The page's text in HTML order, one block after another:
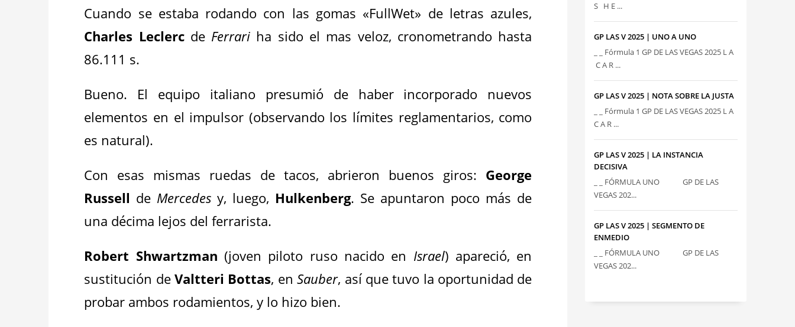
Cuando se estaba rodando con las gomas «FullWet» de letras azules,
Charles Leclercde Ferrari ha sido el mas veloz, cronometrando hasta
86.111 s.
Bueno. El equipo italiano presumió de haber incorporado nuevos
elementos en el impulsor (observando los límites reglamentarios, como
es natural).
Con esas mismas ruedas de tacos, abrieron buenos giros: George
Russell de Mercedes y, luego, Hulkenberg. Se apuntaron poco más de
una décima lejos del ferrarista.
Robert Shwartzman (joven piloto ruso nacido en Israel) apareció, en
sustitución de Valtteri Bottas, enSauber, así que tuvo la oportunidad de
probar ambos rodamientos, y lo hizo bien.
S H E ...
GP LAS V 2025 | UNO A UNO
_ _ Fórmula 1 GP DE LAS VEGAS 2025 L A
C A R ...
GP LAS V 2025 | NOTA SOBRE LA JUSTA
_ _ Fórmula 1 GP DE LAS VEGAS 2025 L A
C A R ...
GP LAS V 2025 | LA INSTANCIA
DECISIVA
_ _ FÓRMULA UNO GP DE LAS
VEGAS 202...
GP LAS V 2025 | SEGMENTO DE
ENMEDIO
_ _ FÓRMULA UNO GP DE LAS
VEGAS 202...